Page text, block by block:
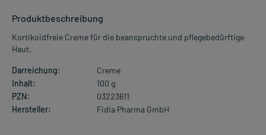
Produktbeschreibung
Kortikoidfreie Creme für die beanspruchte und pflegebedürftige
Haut.
Darreichung:
Creme
Inhalt:
100 g
PZN:
03223611
Hersteller:
Fidia Pharma GmbH